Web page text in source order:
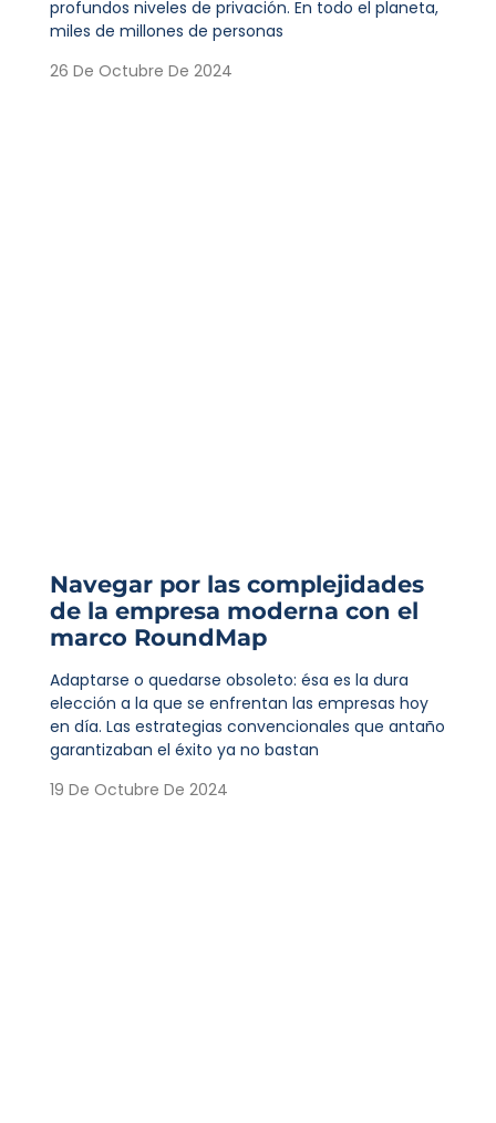
profundos niveles de privación. En todo el planeta,
miles de millones de personas
26 De Octubre De 2024
Navegar por las complejidades
de la empresa moderna con el
marco RoundMap
Adaptarse o quedarse obsoleto: ésa es la dura
elección a la que se enfrentan las empresas hoy
en día. Las estrategias convencionales que antaño
garantizaban el éxito ya no bastan
19 De Octubre De 2024